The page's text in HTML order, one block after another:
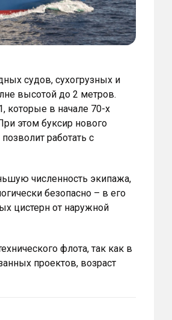
судов, сухогрузных и
высотой до 2 метров.
которые в начале 70-х
этом буксир нового
работать с
численность экипажа,
безопасно – в его
цистерн от наружной
флота, так как в
проектов, возраст